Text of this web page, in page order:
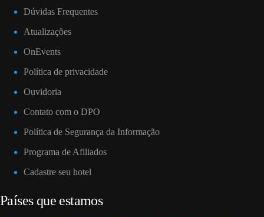
Dúvidas Frequentes
Atualizações
OnEvents
Política de privacidade
Ouvidoria
Contato com o DPO
Política de Segurança da Informação
Programa de Afiliados
Cadastre seu hotel
Países que estamos